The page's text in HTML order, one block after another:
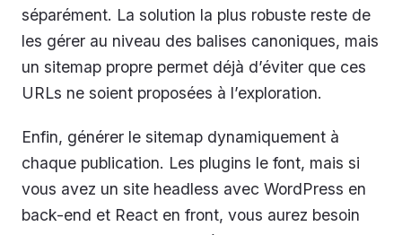
séparément. La solution la plus robuste reste de
les gérer au niveau des balises canoniques, mais
un sitemap propre permet déjà d’éviter que ces
URLs ne soient proposées à l’exploration.
Enfin, générer le sitemap dynamiquement à
chaque publication. Les plugins le font, mais si
vous avez un site headless avec WordPress en
back-end et React en front, vous aurez besoin